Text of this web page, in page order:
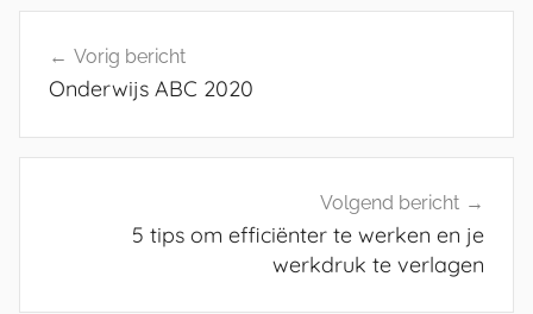
navigatie
Vorig bericht
Onderwijs ABC 2020
Volgend bericht
5 tips om efficiënter te werken en je
werkdruk te verlagen